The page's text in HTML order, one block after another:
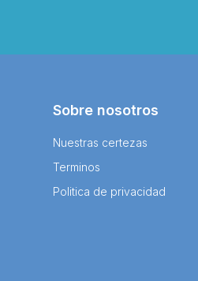
Sobre nosotros
Nuestras certezas
Terminos
Politica de privacidad